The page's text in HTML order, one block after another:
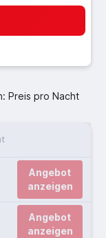
Preis pro Nacht
Angebot
anzeigen
Angebot
anzeigen